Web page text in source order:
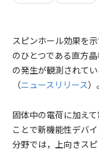
スピンホール効果を
のひとつである直方
の発生が観測されて
（ニュースリリース）。
固体中の電荷に加え
ことで新機能性デバ
分野では，上向きス